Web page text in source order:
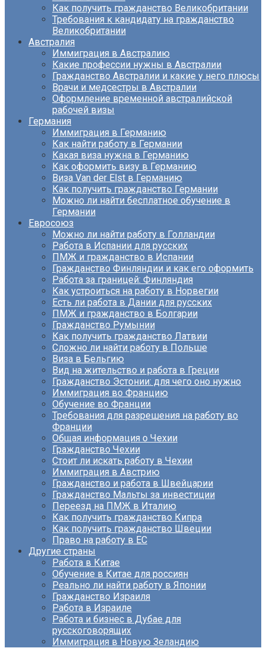
Как получить гражданство Великобритании
Требования к кандидату на гражданство
Великобритании
Австралия
Иммиграция в Австралию
Какие профессии нужны в Австралии
Гражданство Австралии и какие у него плюсы
Врачи и медсестры в Австралии
Оформление временной австралийской
рабочей визы
Германия
Иммиграция в Германию
Как найти работу в Германии
Какая виза нужна в Германию
Как оформить визу в Германию
Виза Van der Elst в Германию
Как получить гражданство Германии
Можно ли найти бесплатное обучение в
Германии
Евросоюз
Можно ли найти работу в Голландии
Работа в Испании для русских
ПМЖ и гражданство в Испании
Гражданство Финляндии и как его оформить
Работа за границей: Финляндия
Как устроиться на работу в Норвегии
Есть ли работа в Дании для русских
ПМЖ и гражданство в Болгарии
Гражданство Румынии
Как получить гражданство Латвии
Сложно ли найти работу в Польше
Виза в Бельгию
Вид на жительство и работа в Греции
Гражданство Эстонии: для чего оно нужно
Иммиграция во Францию
Обучение во Франции
Требования для разрешения на работу во
Франции
Общая информация о Чехии
Гражданство Чехии
Стоит ли искать работу в Чехии
Иммиграция в Австрию
Гражданство и работа в Швейцарии
Гражданство Мальты за инвестиции
Переезд на ПМЖ в Италию
Как получить гражданство Кипра
Как получить гражданство Швеции
Право на работу в ЕС
Другие страны
Работа в Китае
Обучение в Китае для россиян
Реально ли найти работу в Японии
Гражданство Израиля
Работа в Израиле
Работа и бизнес в Дубае для
русскоговорящих
Иммиграция в Новую Зеландию